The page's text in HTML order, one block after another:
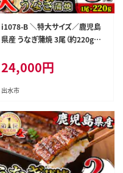
i1078-B ＼特大サイズ／鹿児島
県産 うなぎ蒲焼 3尾（約220g×
ぎ 鰻 ウナギ 特大 特大サイズ 約
220g 蒲焼き 国産 鹿児島県産
焼きたて 生産量日本一 真空パッ
摩川内鰻】
24,000円
出水市